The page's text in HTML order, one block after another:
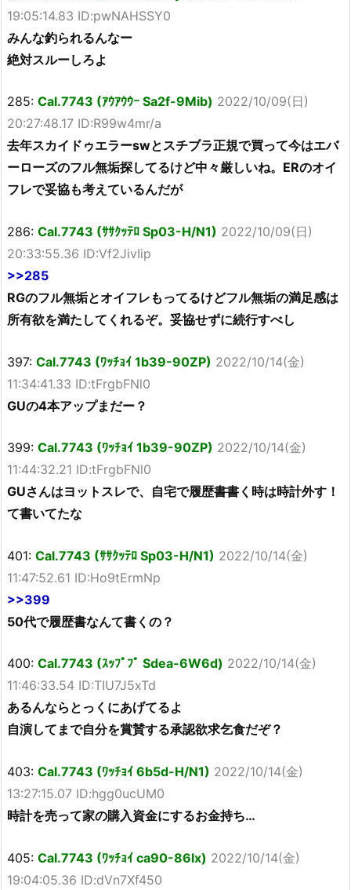
19:05:14.83 ID:pwNAHSSY0
みんな釣られるんなー
絶対スルーしろよ
285: Cal.7743 (ｱｳｱｳｳｰ Sa2f-9Mib) 2022/10/09(日)
20:27:48.17 ID:R99w4mr/a
去年スカイドゥエラーswとスチブラ正規で買って今はエバ
ーローズのフル無垢探してるけど中々厳しいね。ERのオイ
フレで妥協も考えているんだが
286: Cal.7743 (ｻｻｸｯﾃﾛ Sp03-H/N1) 2022/10/09(日)
20:33:55.36 ID:Vf2JivIip
>>285
RGのフル無垢とオイフレもってるけどフル無垢の満足感は
所有欲を満たしてくれるぞ。妥協せずに続行すべし
397: Cal.7743 (ﾜｯﾁｮｲ 1b39-90ZP) 2022/10/14(金)
11:34:41.33 ID:tFrgbFNl0
GUの4本アップまだー？
399: Cal.7743 (ﾜｯﾁｮｲ 1b39-90ZP) 2022/10/14(金)
11:44:32.21 ID:tFrgbFNl0
GUさんはヨットスレで、自宅で履歴書書く時は時計外す！
て書いてたな
401: Cal.7743 (ｻｻｸｯﾃﾛ Sp03-H/N1) 2022/10/14(金)
11:47:52.61 ID:Ho9tErmNp
>>399
50代で履歴書なんて書くの？
400: Cal.7743 (ｽｯﾌﾟﾌﾟ Sdea-6W6d) 2022/10/14(金)
11:46:33.54 ID:TIU7J5xTd
あるんならとっくにあげてるよ
自演してまで自分を賞賛する承認欲求乞食だぞ？
403: Cal.7743 (ﾜｯﾁｮｲ 6b5d-H/N1) 2022/10/14(金)
13:27:15.07 ID:hgg0ucUM0
時計を売って家の購入資金にするお金持ち…
405: Cal.7743 (ﾜｯﾁｮｲ ca90-86lx) 2022/10/14(金)
19:04:05.36 ID:dVn7Xf450